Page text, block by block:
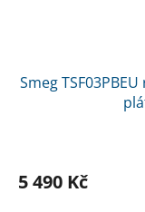
Smeg
5 490 Kč